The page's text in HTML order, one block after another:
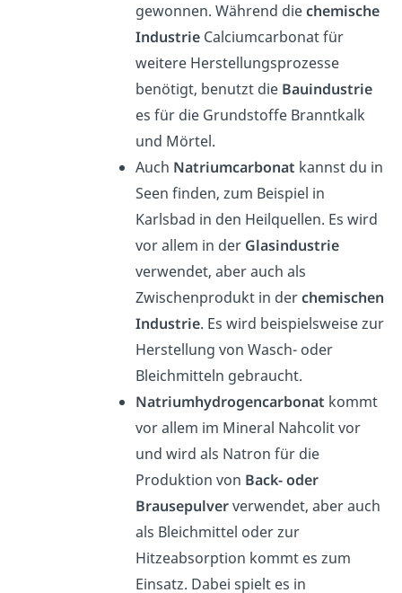
gewonnen. Während diechemische
IndustrieCalciumcarbonat für
weitere Herstellungsprozesse
benötigt, benutzt die Bauindustrie
es für die Grundstoffe Branntkalk
und Mörtel.
Auch Natriumcarbonat kannst du in
Seen finden, zum Beispiel in
Karlsbad in den Heilquellen. Es wird
vor allem in der Glasindustrie
verwendet, aber auch als
Zwischenprodukt in derchemischen
Industrie. Es wird beispielsweise zur
Herstellung von Wasch- oder
Bleichmitteln gebraucht.
Natriumhydrogencarbonat kommt
vor allem im Mineral Nahcolit vor
und wird als Natron für die
Produktion von Back- oder
Brausepulververwendet, aber auch
als Bleichmittel oder zur
Hitzeabsorption kommt es zum
Einsatz. Dabei spielt es in